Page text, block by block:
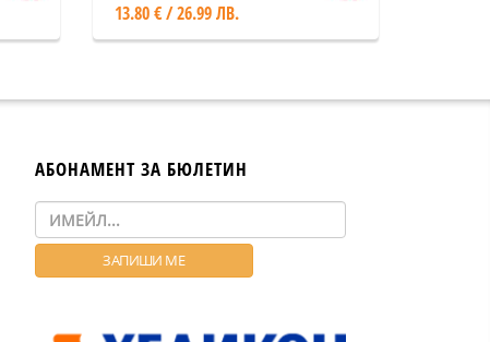
13.80 € / 26.99 ЛВ.
АБОНАМЕНТ ЗА БЮЛЕТИН